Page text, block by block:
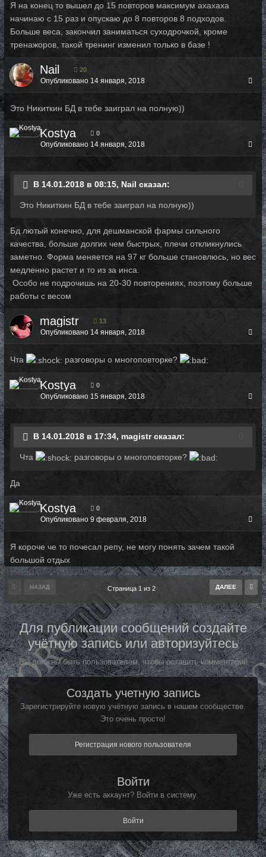
Я на конец то вышел до 15 повторов максимум ахахаха
начинаю с 15 раз и опускаю до 8 повторов 8 подходов.
Больше веса, закончил заниматься суходрочкой, кроме
тренажоров, такой тренинг изменил только в базе !
Nail 20
Опубликовано 14 января, 2018
Это Никиткин БД в тебе заиграл на полную))
Kostya 0
Опубликовано 14 января, 2018
В 14.01.2018 в 08:15, Nail сказал:
Это Никиткин БД в тебе заиграл на полную))
Бд лютый конечно, для дешманской фармы сильного
качества, больше долгих чем быстрых, плечи откликнулись
заметно. Форма меняется на 97 кг больше становлюсь, но вес
медленно растет и то из за инса.
Особо не подрочишь на 20-30 повторениях, поэтому больше
работы с весом
magistr 13
Опубликовано 14 января, 2018
Чта разговоры о многоповторке?
Kostya 0
Опубликовано 15 января, 2018
В 14.01.2018 в 17:34, magistr сказал:
Чта разговоры о многоповторке?
Да
Kostya 0
Опубликовано 9 февраля, 2018
Я короче че то почесал репу, не могу понять зачем такой
большой отдых
НАЗАД ДАЛЕЕ
Страница 1 из 2
Для публикации сообщений создайте
учётную запись или авторизуйтесь
Вы должны быть пользователем, чтобы оставить комментарий
Создать учетную запись
Зарегистрируйте новую учётную запись в нашем сообществе.
Это очень просто!
Регистрация нового пользователя
Войти
Уже есть аккаунт? Войти в систему.
Войти